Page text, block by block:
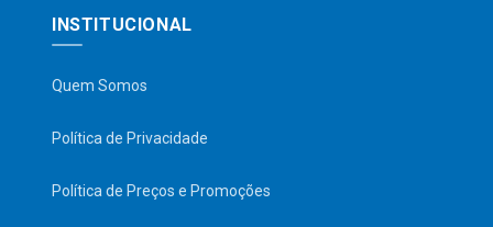
INSTITUCIONAL
Quem Somos
Política de Privacidade
Política de Preços e Promoções